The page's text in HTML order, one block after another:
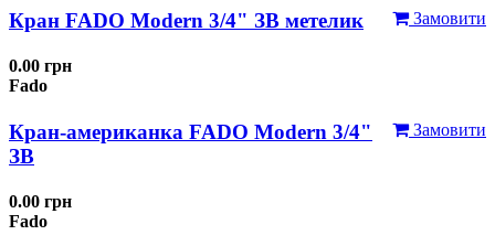
Замовити
Кран FADO Modern 3/4" ЗВ метелик
0.00 грн
Fado
Замовити
Кран-американка FADO Modern 3/4"
ЗВ
0.00 грн
Fado